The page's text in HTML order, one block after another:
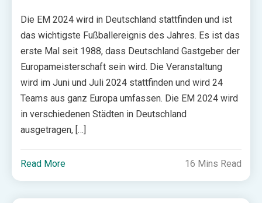
Die EM 2024 wird in Deutschland stattfinden und ist
das wichtigste Fußballereignis des Jahres. Es ist das
erste Mal seit 1988, dass Deutschland Gastgeber der
Europameisterschaft sein wird. Die Veranstaltung
wird im Juni und Juli 2024 stattfinden und wird 24
Teams aus ganz Europa umfassen. Die EM 2024 wird
in verschiedenen Städten in Deutschland
ausgetragen, […]
Read More 16 Mins Read